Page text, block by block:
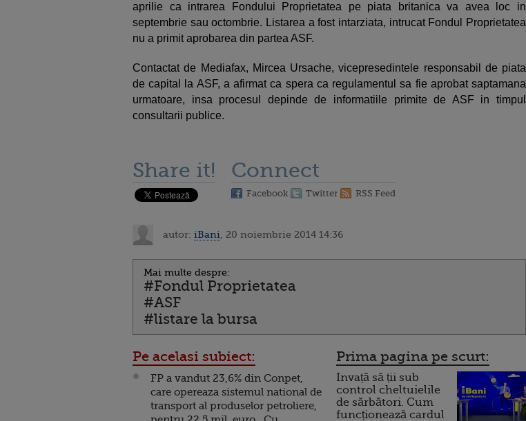
aprilie ca intrarea Fondului Proprietatea pe piata britanica va avea loc in
septembrie sau octombrie. Listarea a fost intarziata, intrucat Fondul Proprietatea
nu a primit aprobarea din partea ASF.
Contactat de Mediafax, Mircea Ursache, vicepresedintele responsabil de piata
de capital la ASF, a afirmat ca spera ca regulamentul sa fie aprobat saptamana
urmatoare, insa procesul depinde de informatiile primite de ASF in timpul
consultarii publice.
Share it! Connect
Facebook Twitter RSS Feed
autor: iBani , 20 noiembrie 2014 14:36
Mai multe despre:
#Fondul Proprietatea
#ASF
#listare la bursa
Pe acelasi subiect:
FP a vandut 23,6% din Conpet,
care opereaza sistemul national de
transport al produselor petroliere,
Prima pagina pe scurt:
Invață să ții sub
control cheltuielile
de sărbători. Cum
funcționează cardul